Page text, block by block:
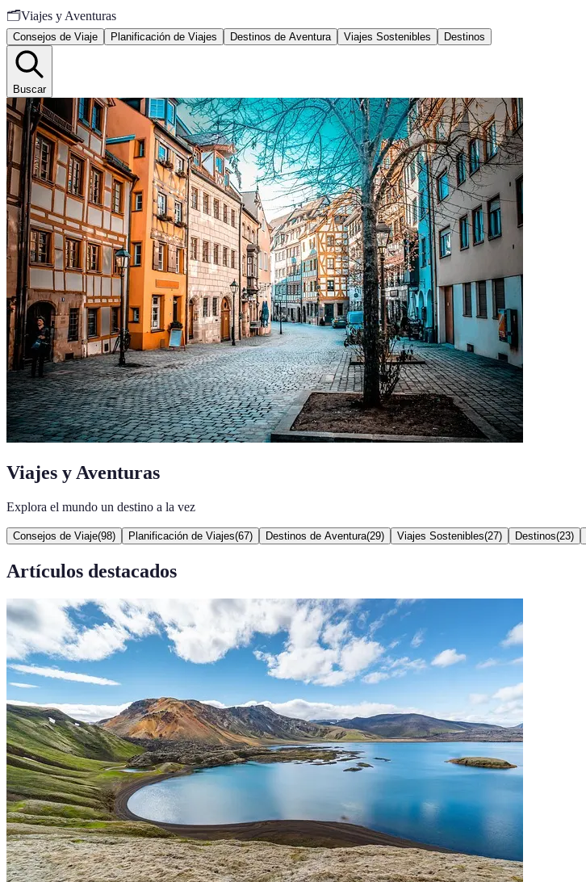
🗂️Viajes y Aventuras
Consejos de Viaje Planificación de Viajes Destinos de Aventura Viajes Sostenibles Destinos
Buscar
Viajes y Aventuras
Explora el mundo un destino a la vez
Consejos de Viaje(98) Planificación de Viajes(67) Destinos de Aventura(29) Viajes Sostenibles(27) Destinos(23)
Artículos destacados